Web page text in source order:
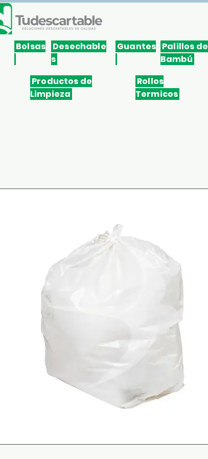
Inicio Quiénes somos
Bolsas
Desechable
s
Guantes Palillos de
Bambú
Productos de
Limpieza
Rollos
Termicos